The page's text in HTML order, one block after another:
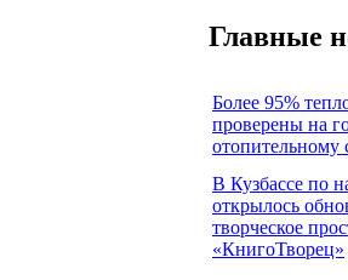
Главные
Более 95%
проверены на
отопительному
В Кузбассе по
открылось
творческое
«КнигоТворец»